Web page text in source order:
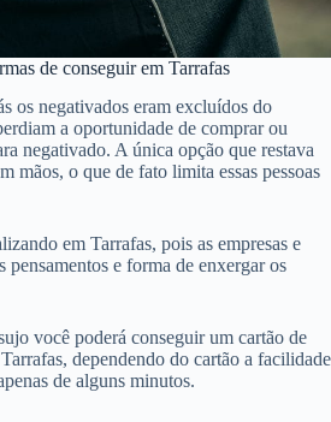
de conseguir em Tarrafas
os negativados eram excluídos do
a oportunidade de comprar ou
negativado. A única opção que restava
mãos, o que de fato limita essas pessoas
em Tarrafas, pois as empresas e
pensamentos e forma de enxergar os
você poderá conseguir um cartão de
dependendo do cartão a facilidade
de alguns minutos.